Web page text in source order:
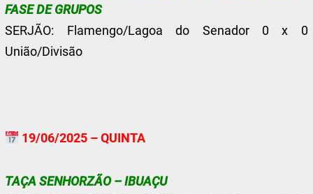
FASE DE GRUPOS
SERJÃO: Flamengo/Lagoa do Senador 0 x 0
União/Divisão
19/06/2025 – QUINTA
TAÇA SENHORZÃO – IBUAÇU